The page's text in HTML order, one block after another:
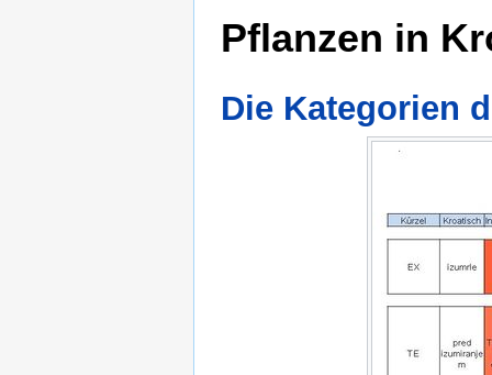
Pflanzen in
Die Kategorien